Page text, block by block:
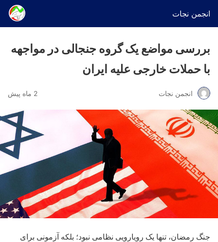
انجمن نجات
بررسی مواضع یک گروه جنجالی در مواجهه
با حملات خارجی علیه ایران
انجمن نجات 2 ماه پیش
جنگ رمضان، تنها یک رویارویی نظامی نبود؛ بلکه آزمونی برای